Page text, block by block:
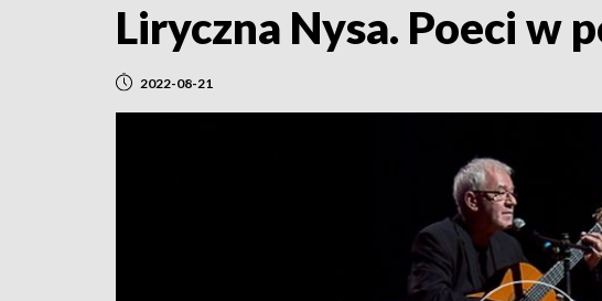
Liryczna Nysa. Poeci w
2022-08-21